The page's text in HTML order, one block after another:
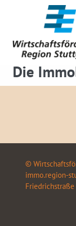
Die
©
immo.region-